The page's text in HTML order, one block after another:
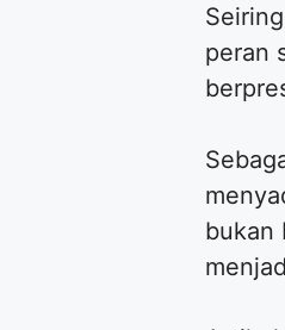
peran
bukan